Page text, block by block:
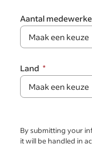
Aantal
Land
By submitting your
it will be handled in